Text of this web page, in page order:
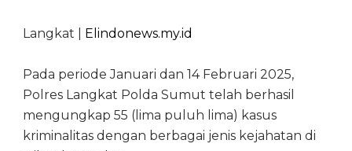
Langkat | Elindonews.my.id
Pada periode Januari dan 14 Februari 2025,
Polres Langkat Polda Sumut telah berhasil
mengungkap 55 (lima puluh lima) kasus
kriminalitas dengan berbagai jenis kejahatan di